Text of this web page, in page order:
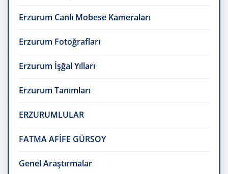
Erzurum Canlı Mobese Kameraları
Erzurum Fotoğrafları
Erzurum İşğal Yılları
Erzurum Tanımları
ERZURUMLULAR
FATMA AFİFE GÜRSOY
Genel Araştırmalar